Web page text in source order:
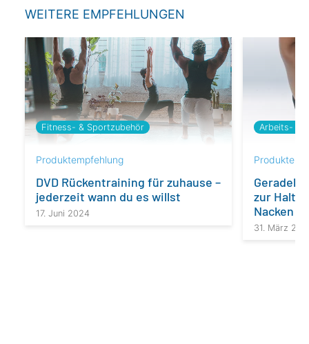
WEITERE EMPFEHLUNGEN
Fitness- & Sportzubehör
Produktempfehlung
DVD Rücken­training für zuhause –
jeder­zeit wann du es willst
17. Juni 2024
Arbeits- &
zur
Nacken
31. März